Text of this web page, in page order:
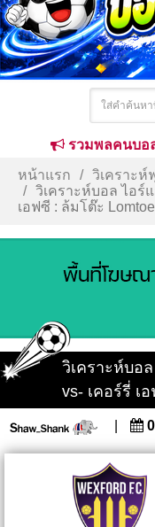
รวมพลคนบอ
หน้าแรก
วิเคราะ
วิเคราะห์บอล ไอร์
เอฟซี : ล้มโต๊ะ Lomtoe
วิเคราะห์บอ
vs- เคอร์รี่ เ